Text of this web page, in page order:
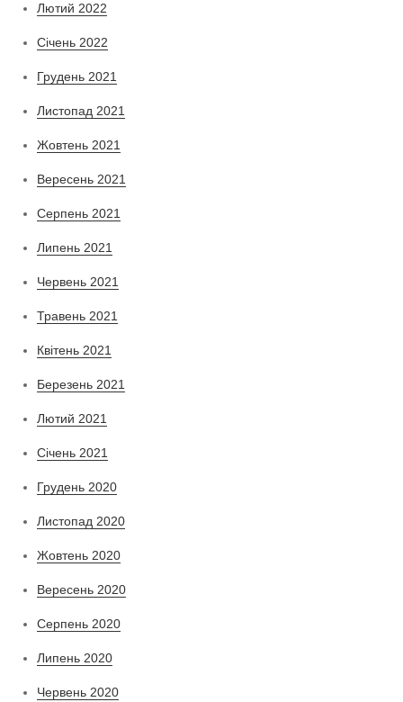
Лютий 2022
Січень 2022
Грудень 2021
Листопад 2021
Жовтень 2021
Вересень 2021
Серпень 2021
Липень 2021
Червень 2021
Травень 2021
Квітень 2021
Березень 2021
Лютий 2021
Січень 2021
Грудень 2020
Листопад 2020
Жовтень 2020
Вересень 2020
Серпень 2020
Липень 2020
Червень 2020